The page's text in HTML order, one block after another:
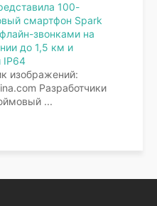
100-
смартфон Spark
звонками на
до 1,5 км и
IP64
изображений:
Разработчики
...